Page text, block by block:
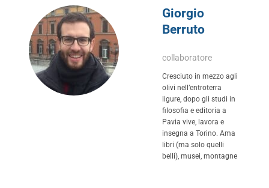
Giorgio
Berruto
collaboratore
Cresciuto in mezzo agli
olivi nell’entroterra
ligure, dopo gli studi in
filosofia e editoria a
Pavia vive, lavora e
insegna a Torino. Ama
libri (ma solo quelli
belli), musei, montagne